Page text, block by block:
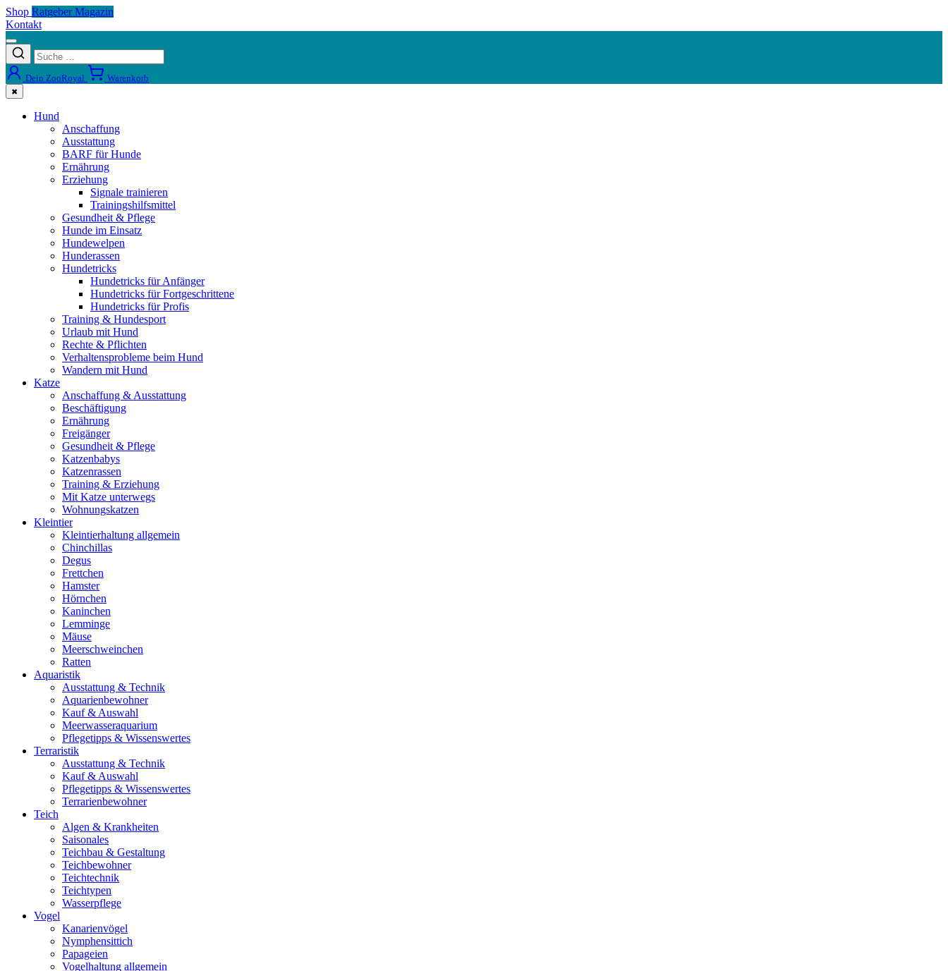
Shop Ratgeber Magazin
Kontakt
Dein ZooRoyal Warenkorb
✖
Hund
Anschaffung
Ausstattung
BARF für Hunde
Ernährung
Erziehung
Signale trainieren
Trainingshilfsmittel
Gesundheit & Pflege
Hunde im Einsatz
Hundewelpen
Hunderassen
Hundetricks
Hundetricks für Anfänger
Hundetricks für Fortgeschrittene
Hundetricks für Profis
Training & Hundesport
Urlaub mit Hund
Rechte & Pflichten
Verhaltensprobleme beim Hund
Wandern mit Hund
Katze
Anschaffung & Ausstattung
Beschäftigung
Ernährung
Freigänger
Gesundheit & Pflege
Katzenbabys
Katzenrassen
Training & Erziehung
Mit Katze unterwegs
Wohnungskatzen
Kleintier
Kleintierhaltung allgemein
Chinchillas
Degus
Frettchen
Hamster
Hörnchen
Kaninchen
Lemminge
Mäuse
Meerschweinchen
Ratten
Aquaristik
Ausstattung & Technik
Aquarienbewohner
Kauf & Auswahl
Meerwasseraquarium
Pflegetipps & Wissenswertes
Terraristik
Ausstattung & Technik
Kauf & Auswahl
Pflegetipps & Wissenswertes
Terrarienbewohner
Teich
Algen & Krankheiten
Saisonales
Teichbau & Gestaltung
Teichbewohner
Teichtechnik
Teichtypen
Wasserpflege
Vogel
Kanarienvögel
Nymphensittich
Papageien
Vogelhaltung allgemein